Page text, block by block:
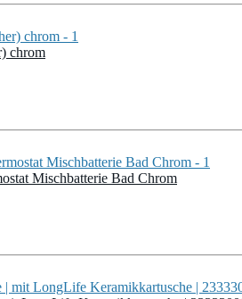
chrom
Mischbatterie Bad Chrom